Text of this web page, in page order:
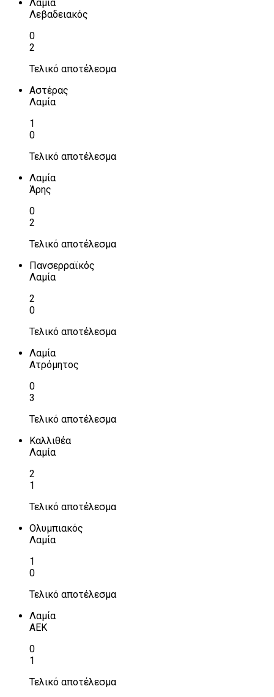
Λαμία
Λεβαδειακός
0
2
Τελικό αποτέλεσμα
Αστέρας
Λαμία
1
0
Τελικό αποτέλεσμα
Λαμία
Άρης
0
2
Τελικό αποτέλεσμα
Πανσερραϊκός
Λαμία
2
0
Τελικό αποτέλεσμα
Λαμία
Ατρόμητος
0
3
Τελικό αποτέλεσμα
Καλλιθέα
Λαμία
2
1
Τελικό αποτέλεσμα
Ολυμπιακός
Λαμία
1
0
Τελικό αποτέλεσμα
Λαμία
ΑΕΚ
0
1
Τελικό αποτέλεσμα